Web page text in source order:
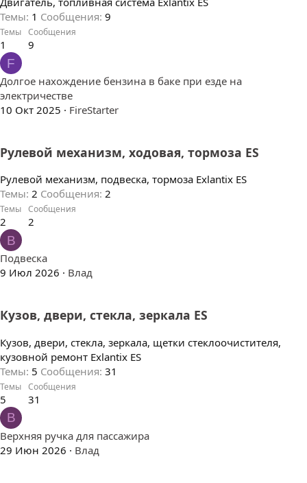
Темы 1 Сообщения 9
Темы
1
Сообщения
9
F
Долгое нахождение бензина в баке при езде на
электричестве
10 Окт 2025
FireStarter
Рулевой механизм, ходовая, тормоза ES
Рулевой механизм, подвеска, тормоза Exlantix ES
Темы 2 Сообщения 2
Темы
2
Сообщения
2
В
Подвеска
9 Июл 2026
Влад
Кузов, двери, стекла, зеркала ES
Кузов, двери, стекла, зеркала, щетки стеклоочистителя,
кузовной ремонт Exlantix ES
Темы 5 Сообщения 31
Темы
5
Сообщения
31
В
Верхняя ручка для пассажира
29 Июн 2026
Влад